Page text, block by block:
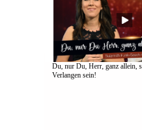
Du, nur Du, Herr, ganz allein,
Verlangen sein!